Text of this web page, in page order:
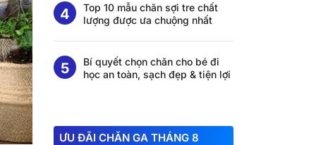
Top 10 mẫu chăn sợi tre chất
lượng được ưa chuộng nhất
Bí quyết chọn chăn cho bé đi
học an toàn, sạch đẹp & tiện lợi
ƯU ĐÃI CHĂN GA THÁNG 8